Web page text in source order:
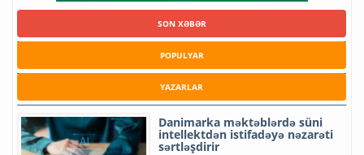
SON XƏBƏR
POPULYAR
YAZARLAR
Danimarka məktəblərdə süni
intellektdən istifadəyə nəzarəti
sərtləşdirir